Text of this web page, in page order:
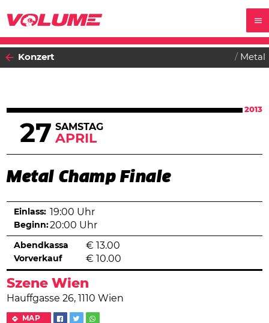
Konzert Metal
2013
27 SAMSTAG
APRIL
Metal Champ Finale
Szene Wien
Hauffgasse 26, 1110 Wien
MAP
Einlass: 19:00 Uhr
Beginn:20:00 Uhr
Abendkassa € 13.00
Vorverkauf € 10.00